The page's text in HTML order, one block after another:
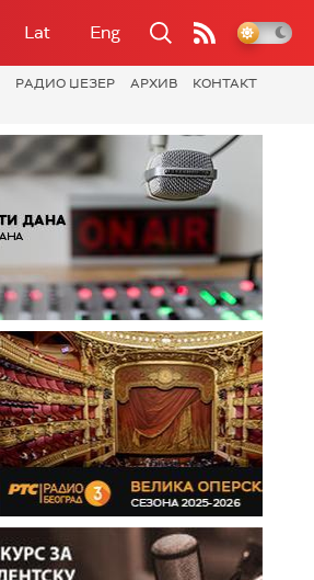
Lat Eng
РАДИО ЏЕЗЕР АРХИВ
КОНТАКТ